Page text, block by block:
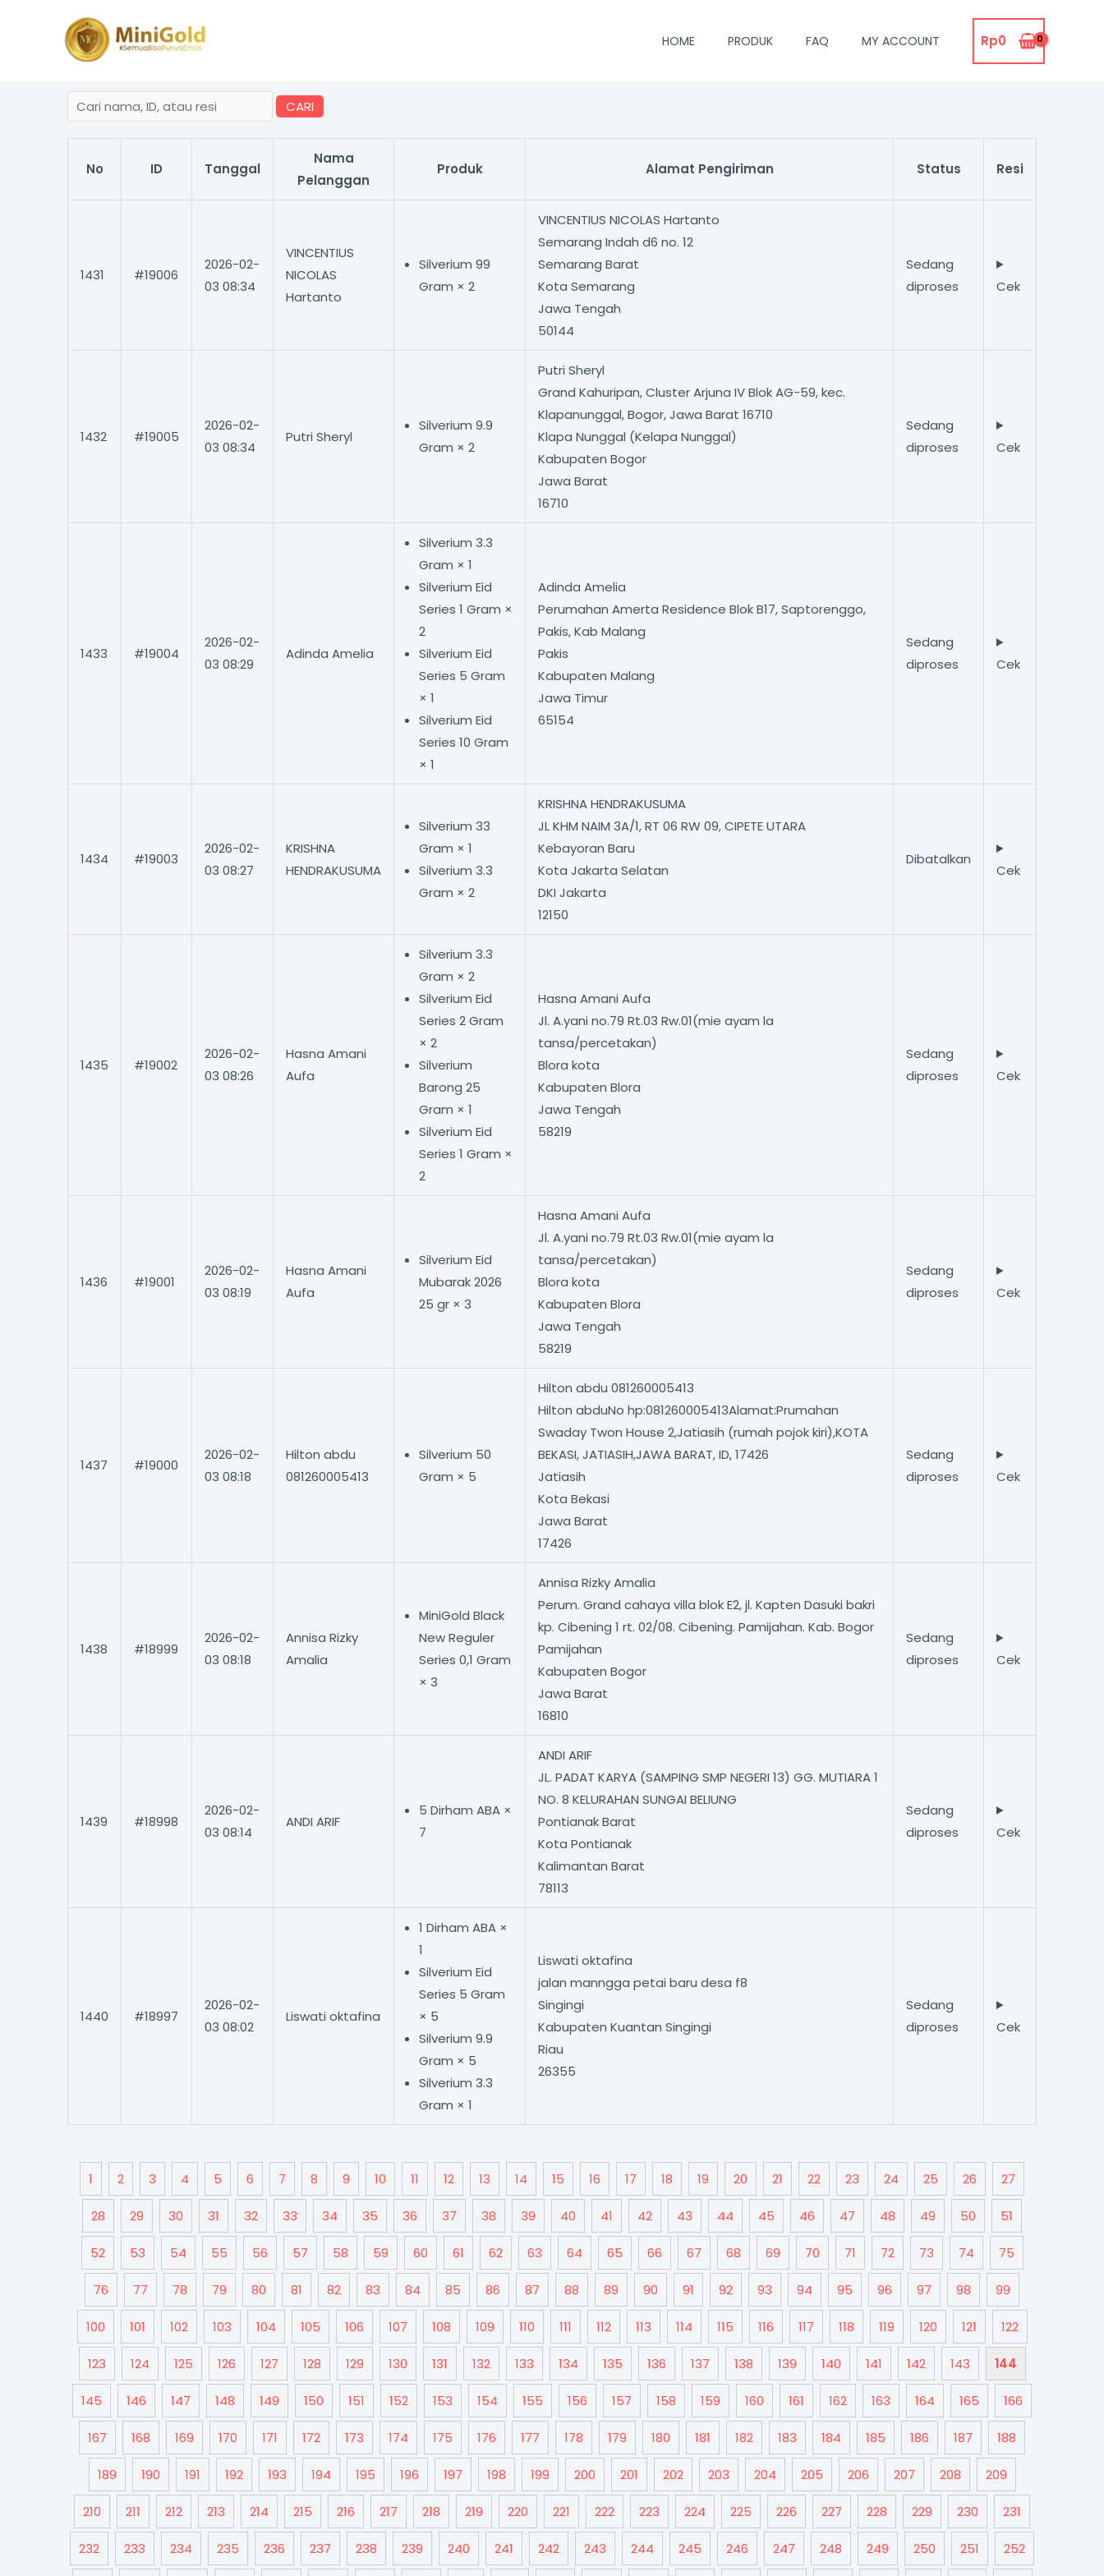
HOME PRODUK FAQ MY ACCOUNT Rp0
CARI
No ID Tanggal
Nama
Pelanggan
Produk Alamat Pengiriman Status Resi
1431 #19006
2026-02-
03 08:34
VINCENTIUS
NICOLAS
Hartanto
Silverium 99
Gram × 2
VINCENTIUS NICOLAS Hartanto
Semarang Indah d6 no. 12
Semarang Barat
Kota Semarang
Jawa Tengah
50144
Sedang
diproses
Cek
1432 #19005
2026-02-
03 08:34
Putri Sheryl
Silverium 9.9
Gram × 2
Putri Sheryl
Grand Kahuripan, Cluster Arjuna IV Blok AG-59, kec.
Klapanunggal, Bogor, Jawa Barat 16710
Klapa Nunggal (Kelapa Nunggal)
Kabupaten Bogor
Jawa Barat
16710
Sedang
diproses
Cek
1433 #19004
2026-02-
03 08:29
Adinda Amelia
Silverium 3.3
Gram × 1
Silverium Eid
Series 1 Gram ×
2
Silverium Eid
Series 5 Gram
× 1
Silverium Eid
Series 10 Gram
× 1
Adinda Amelia
Perumahan Amerta Residence Blok B17, Saptorenggo,
Pakis, Kab Malang
Pakis
Kabupaten Malang
Jawa Timur
65154
Sedang
diproses
Cek
1434 #19003
2026-02-
03 08:27
KRISHNA
HENDRAKUSUMA
Silverium 33
Gram × 1
Silverium 3.3
Gram × 2
KRISHNA HENDRAKUSUMA
JL KHM NAIM 3A/1, RT 06 RW 09, CIPETE UTARA
Kebayoran Baru
Kota Jakarta Selatan
DKI Jakarta
12150
Dibatalkan
Cek
1435 #19002
2026-02-
03 08:26
Hasna Amani
Aufa
Silverium 3.3
Gram × 2
Silverium Eid
Series 2 Gram
× 2
Silverium
Barong 25
Gram × 1
Silverium Eid
Series 1 Gram ×
2
Hasna Amani Aufa
Jl. A.yani no.79 Rt.03 Rw.01(mie ayam la
tansa/percetakan)
Blora kota
Kabupaten Blora
Jawa Tengah
58219
Sedang
diproses
Cek
1436 #19001
2026-02-
03 08:19
Hasna Amani
Aufa
Silverium Eid
Mubarak 2026
25 gr × 3
Hasna Amani Aufa
Jl. A.yani no.79 Rt.03 Rw.01(mie ayam la
tansa/percetakan)
Blora kota
Kabupaten Blora
Jawa Tengah
58219
Sedang
diproses
Cek
1437 #19000
2026-02-
03 08:18
Hilton abdu
081260005413
Silverium 50
Gram × 5
Hilton abdu 081260005413
Hilton abduNo hp:081260005413Alamat:Prumahan
Swaday Twon House 2,Jatiasih (rumah pojok kiri),KOTA
BEKASI, JATIASIH,JAWA BARAT, ID, 17426
Jatiasih
Kota Bekasi
Jawa Barat
17426
Sedang
diproses
Cek
1438 #18999
2026-02-
03 08:18
Annisa Rizky
Amalia
MiniGold Black
New Reguler
Series 0,1 Gram
× 3
Annisa Rizky Amalia
Perum. Grand cahaya villa blok E2, jl. Kapten Dasuki bakri
kp. Cibening 1 rt. 02/08. Cibening. Pamijahan. Kab. Bogor
Pamijahan
Kabupaten Bogor
Jawa Barat
16810
Sedang
diproses
Cek
1439 #18998
2026-02-
03 08:14
ANDI ARIF
5 Dirham ABA ×
7
ANDI ARIF
JL. PADAT KARYA (SAMPING SMP NEGERI 13) GG. MUTIARA 1
NO. 8 KELURAHAN SUNGAI BELIUNG
Pontianak Barat
Kota Pontianak
Kalimantan Barat
78113
Sedang
diproses
Cek
1440 #18997
2026-02-
03 08:02
Liswati oktafina
1 Dirham ABA ×
1
Silverium Eid
Series 5 Gram
× 5
Silverium 9.9
Gram × 5
Silverium 3.3
Gram × 1
Liswati oktafina
jalan manngga petai baru desa f8
Singingi
Kabupaten Kuantan Singingi
Riau
26355
Sedang
diproses
Cek
1 2 3 4 5 6 7 8 9 10 11 12 13 14 15 16 17 18 19 20 21 22 23 24 25 26 27
28 29 30 31 32 33 34 35 36 37 38 39 40 41 42 43 44 45 46 47 48 49 50 51
52 53 54 55 56 57 58 59 60 61 62 63 64 65 66 67 68 69 70 71 72 73 74 75
76 77 78 79 80 81 82 83 84 85 86 87 88 89 90 91 92 93 94 95 96 97 98 99
100 101 102 103 104 105 106 107 108 109 110 111 112 113 114 115 116 117 118 119 120 121 122
123 124 125 126 127 128 129 130 131 132 133 134 135 136 137 138 139 140 141 142 143 144
145 146 147 148 149 150 151 152 153 154 155 156 157 158 159 160 161 162 163 164 165 166
167 168 169 170 171 172 173 174 175 176 177 178 179 180 181 182 183 184 185 186 187 188
189 190 191 192 193 194 195 196 197 198 199 200 201 202 203 204 205 206 207 208 209
210 211 212 213 214 215 216 217 218 219 220 221 222 223 224 225 226 227 228 229 230 231
232 233 234 235 236 237 238 239 240 241 242 243 244 245 246 247 248 249 250 251 252